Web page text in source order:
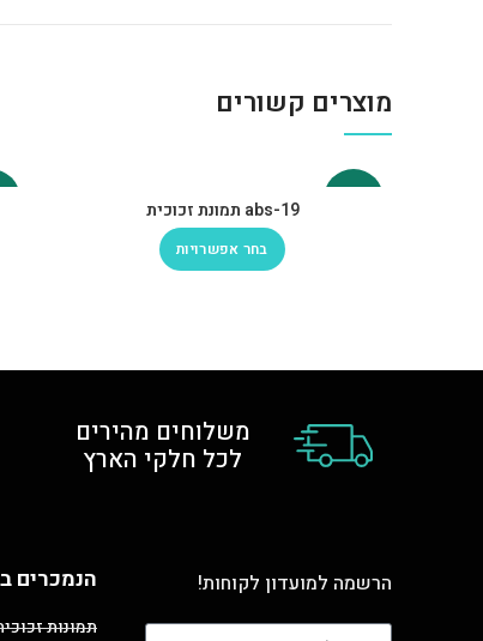
מוצרים קשורים
abs-19 תמונת זכוכית
בחר אפשרויות
משלוחים מהירים
לכל חלקי הארץ
הרשמה למועדון לקוחות! הנמכרים
תמונות